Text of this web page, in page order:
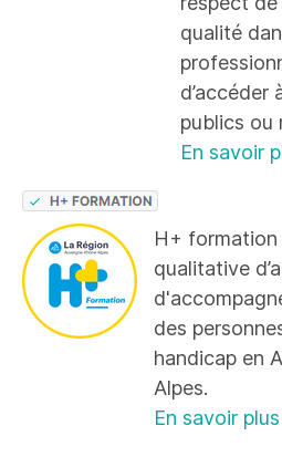
qualité
d’accéder
publics ou
En savoir
H+ formation
qualitative
des
handicap en
Alpes.
En savoir